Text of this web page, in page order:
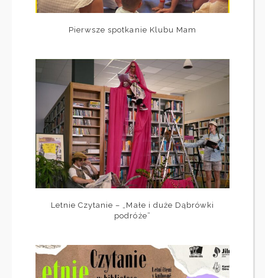
Pierwsze spotkanie Klubu Mam
Letnie Czytanie – „Małe i duże Dąbrówki
podróże”